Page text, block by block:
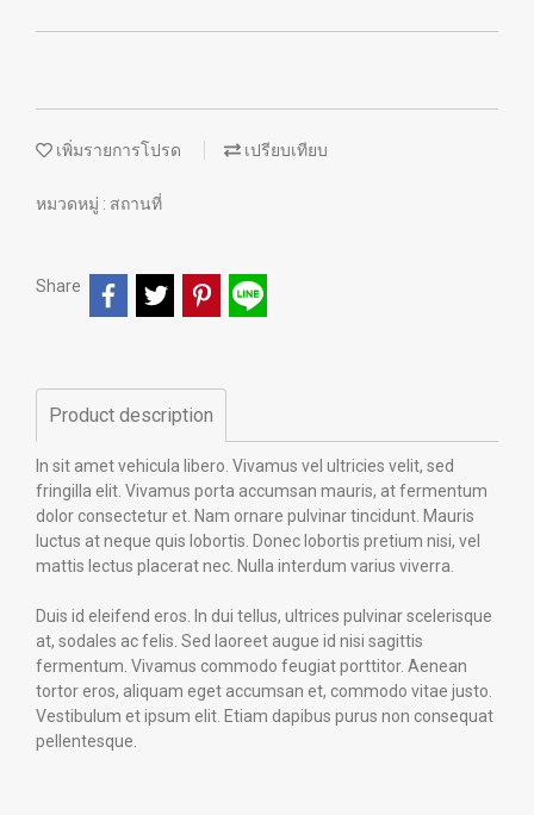
เพิ่มรายการโปรด เปรียบเทียบ
หมวดหมู่ : สถานที่
Share
Product description
In sit amet vehicula libero. Vivamus vel ultricies velit, sed
fringilla elit. Vivamus porta accumsan mauris, at fermentum
dolor consectetur et. Nam ornare pulvinar tincidunt. Mauris
luctus at neque quis lobortis. Donec lobortis pretium nisi, vel
mattis lectus placerat nec. Nulla interdum varius viverra.
Duis id eleifend eros. In dui tellus, ultrices pulvinar scelerisque
at, sodales ac felis. Sed laoreet augue id nisi sagittis
fermentum. Vivamus commodo feugiat porttitor. Aenean
tortor eros, aliquam eget accumsan et, commodo vitae justo.
Vestibulum et ipsum elit. Etiam dapibus purus non consequat
pellentesque.